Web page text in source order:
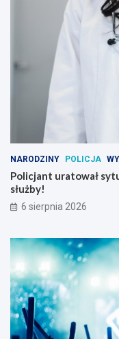
NARODZINY POLICJA
Policjant uratował
służby!
6 sierpnia 2026